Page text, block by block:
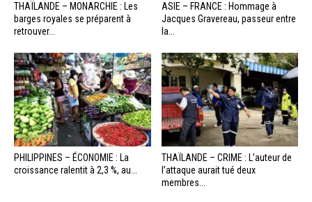
THAÏLANDE – MONARCHIE : Les
barges royales se préparent à
retrouver...
ASIE – FRANCE : Hommage à
Jacques Gravereau, passeur entre
la...
PHILIPPINES – ÉCONOMIE : La
croissance ralentit à 2,3 %, au...
THAÏLANDE – CRIME : L’auteur de
l’attaque aurait tué deux
membres...